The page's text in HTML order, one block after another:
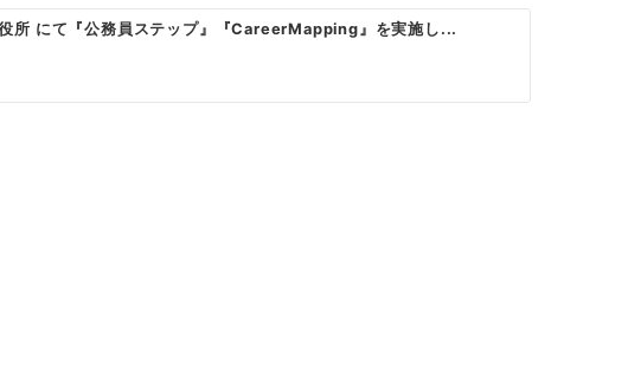
所 にて『公務員ステップ』『CareerMapping』を実施し...